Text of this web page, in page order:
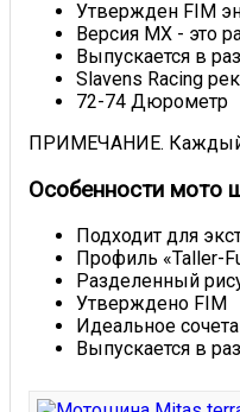
Утвержден FIM
Версия MX - это
Выпускается в
Slavens Racing
72-74 Дюрометр
ПРИМЕЧАНИЕ. Каждый
Особенности мото
Подходит для
Профиль «Taller-
Разделенный
Утверждено FIM
Идеальное
Выпускается в